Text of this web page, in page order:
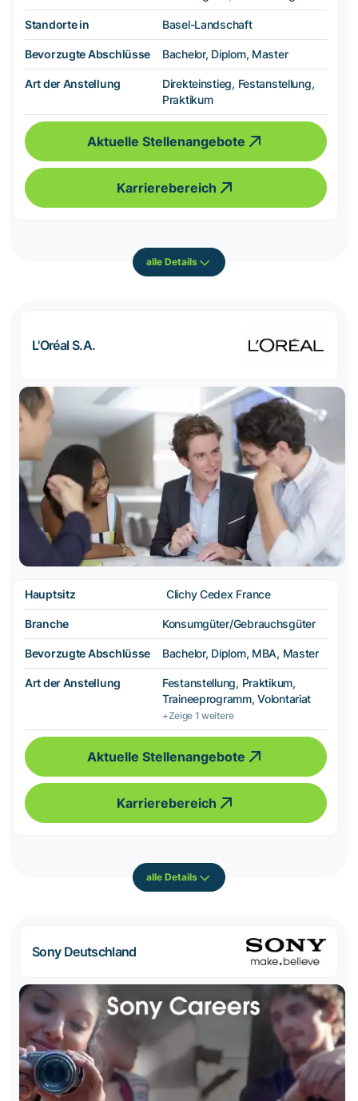
Standorte in Basel-Landschaft
Bevorzugte Abschlüsse Bachelor, Diplom, Master
Art der Anstellung
Direkteinstieg, Festanstellung,
Praktikum
Aktuelle Stellenangebote
Karrierebereich
alle Details
L'Oréal S.A.
Hauptsitz Clichy Cedex France
Branche Konsumgüter/Gebrauchsgüter
Bevorzugte Abschlüsse Bachelor, Diplom, MBA, Master
Art der Anstellung
Festanstellung, Praktikum,
Traineeprogramm, Volontariat
+Zeige 1 weitere
Aktuelle Stellenangebote
Karrierebereich
alle Details
Sony Deutschland